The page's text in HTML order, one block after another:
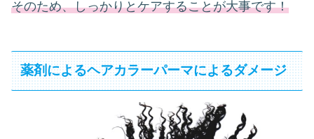
そのため、しっかりとケアすることが大事です！
薬剤によるヘアカラーパーマによるダメージ